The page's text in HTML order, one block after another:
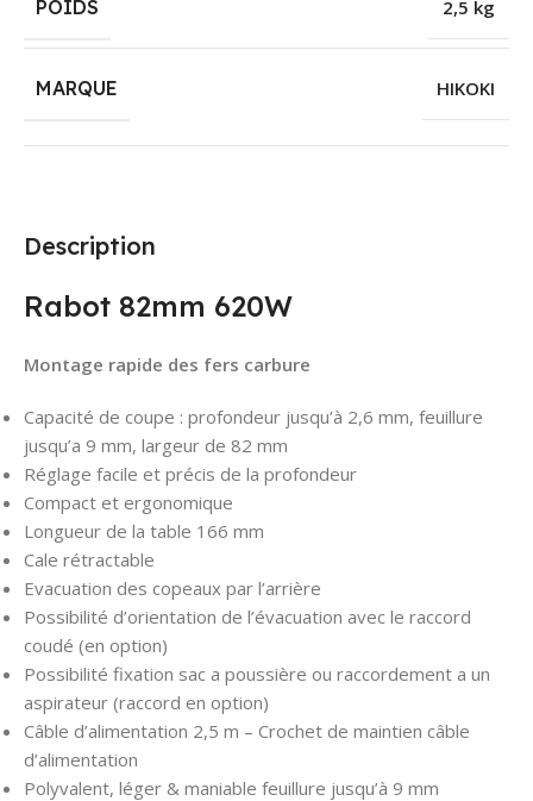
Description
Rabot 82mm 620W
Montage rapide des fers carbure
Capacité de coupe : profondeur jusqu’à 2,6 mm, feuillure
jusqu’a 9 mm, largeur de 82 mm
Réglage facile et précis de la profondeur
Compact et ergonomique
Longueur de la table 166 mm
Cale rétractable
Evacuation des copeaux par l’arrière
Possibilité d’orientation de l’évacuation avec le raccord
coudé (en option)
Possibilité fixation sac a poussière ou raccordement a un
aspirateur (raccord en option)
Câble d’alimentation 2,5 m – Crochet de maintien câble
d’alimentation
Polyvalent, léger & maniable feuillure jusqu’à 9 mm
POIDS 2,5 kg
MARQUE HIKOKI